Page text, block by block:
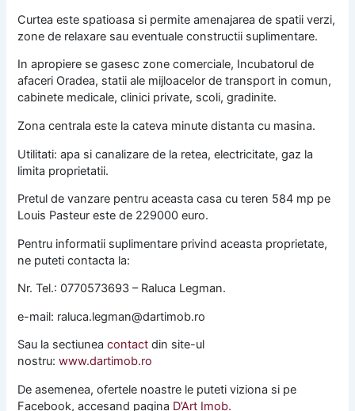
Curtea este spatioasa si permite amenajarea de spatii verzi,
zone de relaxare sau eventuale constructii suplimentare.
In apropiere se gasesc zone comerciale, Incubatorul de
afaceri Oradea, statii ale mijloacelor de transport in comun,
cabinete medicale, clinici private, scoli, gradinite.
Zona centrala este la cateva minute distanta cu masina.
Utilitati: apa si canalizare de la retea, electricitate, gaz la
limita proprietatii.
Pretul de vanzare pentru aceasta casa cu teren 584 mp pe
Louis Pasteur este de 229000 euro.
Pentru informatii suplimentare privind aceasta proprietate,
ne puteti contacta la:
Nr. Tel.: 0770573693 – Raluca Legman.
e-mail: raluca.legman@dartimob.ro
Sau la sectiuneacontact din site-ul
nostru:www.dartimob.ro
De asemenea, ofertele noastre le puteti viziona si pe
Facebook, accesand pagina D’Art Imob.